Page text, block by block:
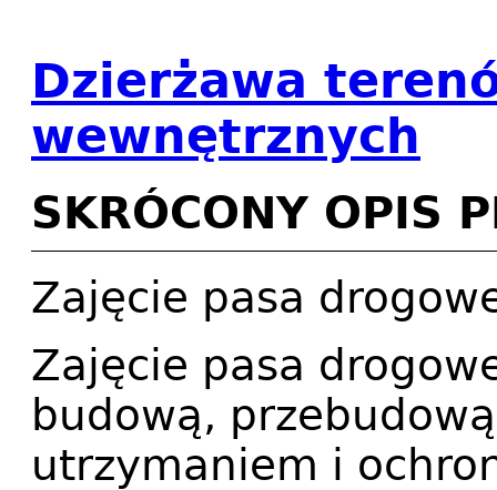
Dzierżawa
wewnętrznych
SKRÓCONY OPIS
Zajęcie pasa
Zajęcie pasa
budową,
utrzymaniem i